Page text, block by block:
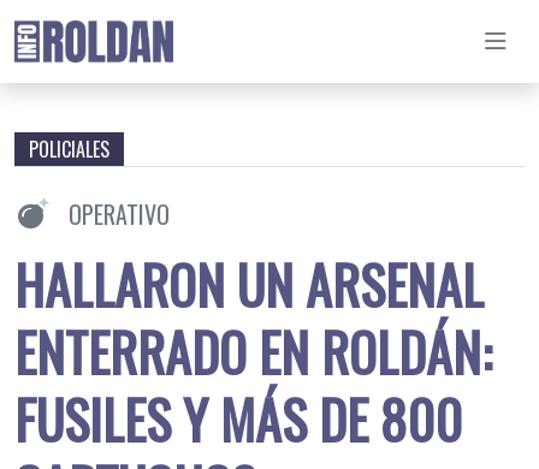
POLICIALES
OPERATIVO
HALLARON UN ARSENAL
ENTERRADO EN ROLDÁN:
FUSILES Y MÁS DE 800